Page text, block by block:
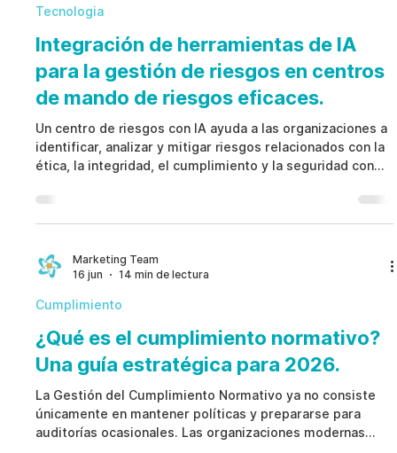
Tecnologia
Integración de herramientas de IA
para la gestión de riesgos en centros
de mando de riesgos eficaces.
Un centro de riesgos con IA ayuda a las organizaciones a
identificar, analizar y mitigar riesgos relacionados con la
ética, la integridad, el cumplimiento y la seguridad con
impulsadas por inteligencia artificial, las empresas
pueden automatizar el monitoreo, fortalecer el
transformar datos complejos en información accionable
para tomar decisiones más rápidas y acertadas.
Marketing Team
16 jun
14 min de lectura
Cumplimiento
¿Qué es el cumplimiento normativo?
Una guía estratégica para 2026.
La Gestión del Cumplimiento Normativo ya no consiste
únicamente en mantener políticas y prepararse para
auditorías ocasionales. Las organizaciones modernas